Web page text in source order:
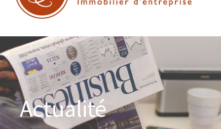
Actualité